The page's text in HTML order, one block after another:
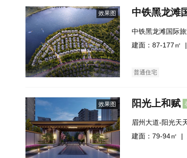
效果图 中铁黑龙滩
中铁黑龙滩国际
建面：87-177㎡ |
普通住宅
效果图 阳光上和赋
眉州大道-阳光天
建面：79-94㎡ |